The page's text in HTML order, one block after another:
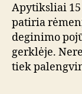
Apytiksliai
patiria
deginimo
gerklėje.
tiek